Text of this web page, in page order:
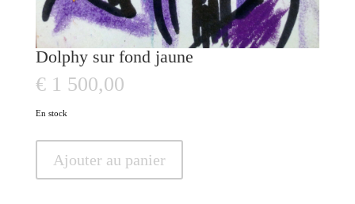
Dolphy sur fond jaune
€1 500,00
En stock
Dolphy
Ajouter au panier